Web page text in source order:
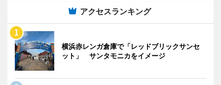
アクセスランキング
横浜赤レンガ倉庫で「レッドブリックサンセ
ット」 サンタモニカをイメージ